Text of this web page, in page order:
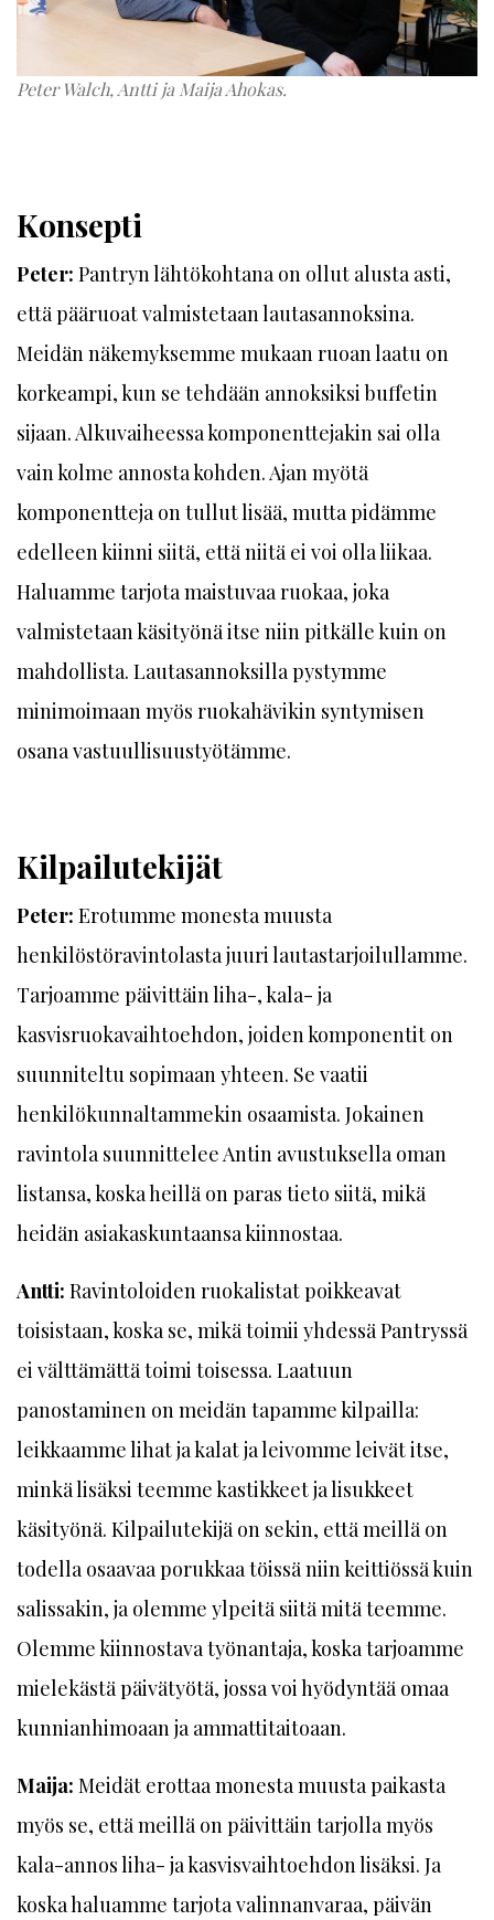
Peter Walch, Antti ja Maija Ahokas.
Konsepti
Peter: Pantryn lähtökohtana on ollut alusta asti,
että pääruoat valmistetaan lautasannoksina.
Meidän näkemyksemme mukaan ruoan laatu on
korkeampi, kun se tehdään annoksiksi buffetin
sijaan. Alkuvaiheessa komponenttejakin sai olla
vain kolme annosta kohden. Ajan myötä
komponentteja on tullut lisää, mutta pidämme
edelleen kiinni siitä, että niitä ei voi olla liikaa.
Haluamme tarjota maistuvaa ruokaa, joka
valmistetaan käsityönä itse niin pitkälle kuin on
mahdollista. Lautasannoksilla pystymme
minimoimaan myös ruokahävikin syntymisen
osana vastuullisuustyötämme.
Kilpailutekijät
Peter: Erotumme monesta muusta
henkilöstöravintolasta juuri lautastarjoilullamme.
Tarjoamme päivittäin liha-, kala- ja
kasvisruokavaihtoehdon, joiden komponentit on
suunniteltu sopimaan yhteen. Se vaatii
henkilökunnaltammekin osaamista. Jokainen
ravintola suunnittelee Antin avustuksella oman
listansa, koska heillä on paras tieto siitä, mikä
heidän asiakaskuntaansa kiinnostaa.
Antti: Ravintoloiden ruokalistat poikkeavat
toisistaan, koska se, mikä toimii yhdessä Pantryssä
ei välttämättä toimi toisessa. Laatuun
panostaminen on meidän tapamme kilpailla:
leikkaamme lihat ja kalat ja leivomme leivät itse,
minkä lisäksi teemme kastikkeet ja lisukkeet
käsityönä. Kilpailutekijä on sekin, että meillä on
todella osaavaa porukkaa töissä niin keittiössä kuin
salissakin, ja olemme ylpeitä siitä mitä teemme.
Olemme kiinnostava työnantaja, koska tarjoamme
mielekästä päivätyötä, jossa voi hyödyntää omaa
kunnianhimoaan ja ammattitaitoaan.
Maija: Meidät erottaa monesta muusta paikasta
myös se, että meillä on päivittäin tarjolla myös
kala-annos liha- ja kasvisvaihtoehdon lisäksi. Ja
koska haluamme tarjota valinnanvaraa, päivän